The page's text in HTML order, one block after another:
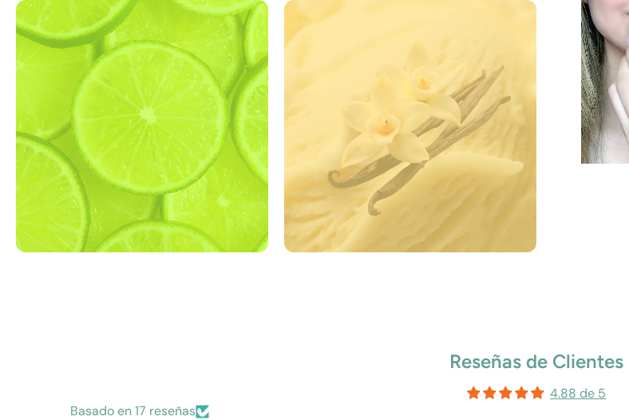
Reseñas de Clientes
4.88 de 5
Basado en 17 reseñas